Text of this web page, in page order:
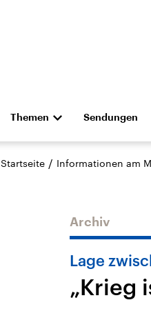
Themen
Die Nachrichten Politik
Hörspiel und Feature
Landtagswahl Sachsen-
Anhalt 2026
Sendungen
Startseite / Informationen am
Archiv
Lage
„Krieg